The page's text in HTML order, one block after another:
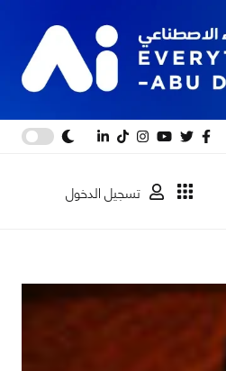
تسجيل الدخول